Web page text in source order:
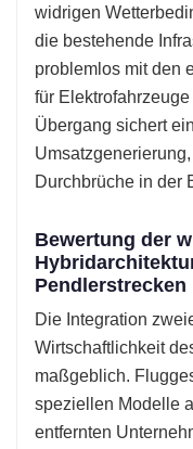
widrigen
die bestehende
problemlos mit den
für
Übergang sichert
Durchbrüche in der
Bewertung der
Die Integration
Wirtschaftlichkeit
maßgeblich.
speziellen Modelle
entfernten